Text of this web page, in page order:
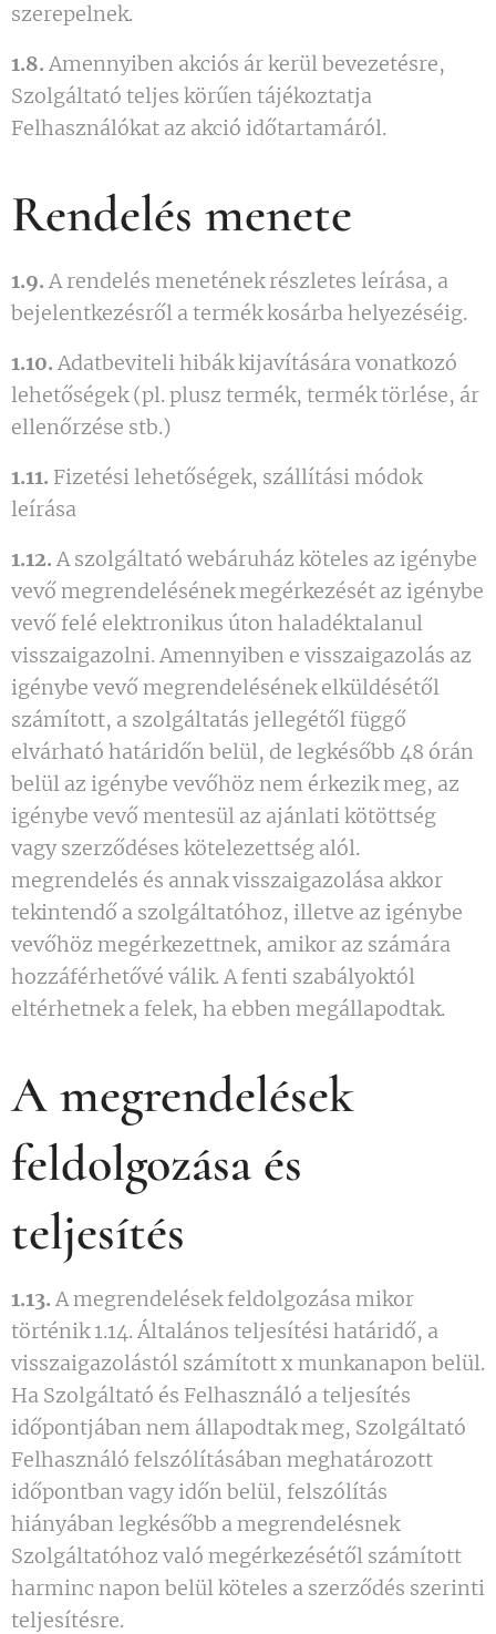
szerepelnek.
1.8. Amennyiben akciós ár kerül bevezetésre,
Szolgáltató teljes körűen tájékoztatja
Felhasználókat az akció időtartamáról.
Rendelés menete
1.9. A rendelés menetének részletes leírása, a
bejelentkezésről a termék kosárba helyezéséig.
1.10. Adatbeviteli hibák kijavítására vonatkozó
lehetőségek (pl. plusz termék, termék törlése, ár
ellenőrzése stb.)
1.11. Fizetési lehetőségek, szállítási módok
leírása
1.12. A szolgáltató webáruház köteles az igénybe
vevő megrendelésének megérkezését az igénybe
vevő felé elektronikus úton haladéktalanul
visszaigazolni. Amennyiben e visszaigazolás az
igénybe vevő megrendelésének elküldésétől
számított, a szolgáltatás jellegétől függő
elvárható határidőn belül, de legkésőbb 48 órán
belül az igénybe vevőhöz nem érkezik meg, az
igénybe vevő mentesül az ajánlati kötöttség
vagy szerződéses kötelezettség alól.
megrendelés és annak visszaigazolása akkor
tekintendő a szolgáltatóhoz, illetve az igénybe
vevőhöz megérkezettnek, amikor az számára
hozzáférhetővé válik. A fenti szabályoktól
eltérhetnek a felek, ha ebben megállapodtak.
A megrendelések
feldolgozása és
teljesítés
1.13. A megrendelések feldolgozása mikor
történik 1.14. Általános teljesítési határidő, a
visszaigazolástól számított x munkanapon belül.
Ha Szolgáltató és Felhasználó a teljesítés
időpontjában nem állapodtak meg, Szolgáltató
Felhasználó felszólításában meghatározott
időpontban vagy időn belül, felszólítás
hiányában legkésőbb a megrendelésnek
Szolgáltatóhoz való megérkezésétől számított
harminc napon belül köteles a szerződés szerinti
teljesítésre.